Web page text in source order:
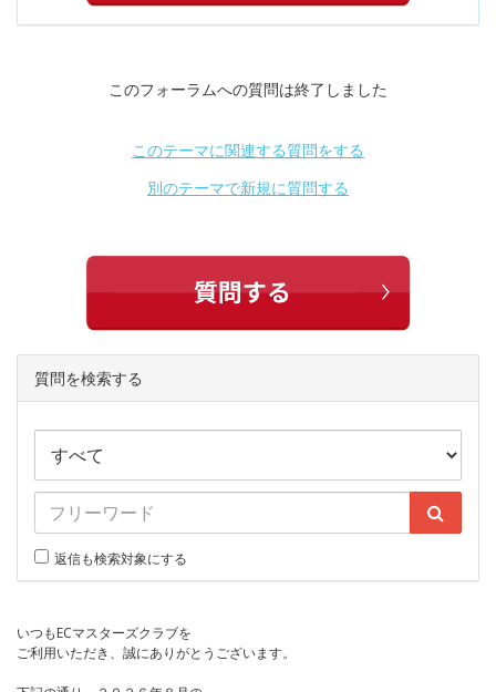
このフォーラムへの質問は終了しました
このテーマに関連する質問をする
別のテーマで新規に質問する
質問を検索する
返信も検索対象にする
いつもECマスターズクラブを
ご利用いただき、誠にありがとうございます。